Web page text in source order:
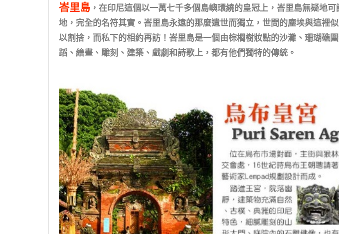
峇里島 ，在印尼這個以一萬七千多個島嶼環繞的皇冠上，峇里島無疑地
地，完全的名符其實。峇里島永遠的那麼遺世而獨立，世間的塵埃與這裡
以割捨，而私下的相約再訪！峇里島是一個由棕櫚樹妝點的沙灘、珊瑚礁
蹈、繪畫、雕刻、建築、戲劇和詩歌上，都有他們獨特的傳統。